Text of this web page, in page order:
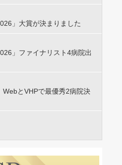
」大賞が決まりました
」ファイナリスト4病院出
WebとVHPで最優秀2病院決